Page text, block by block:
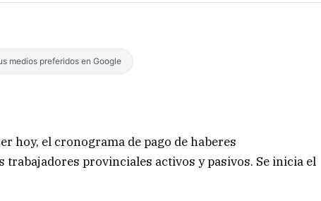
medios preferidos en Google
hoy, el cronograma de pago de haberes
provinciales activos y pasivos. Se inicia el